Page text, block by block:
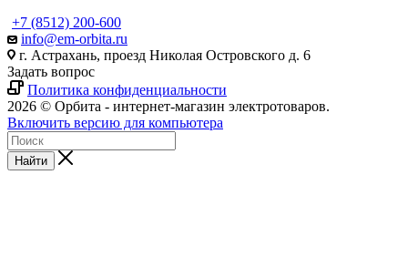
+7 (8512) 200-600
info@em-orbita.ru
г. Астрахань, проезд Николая Островского д. 6
Задать вопрос
Политика конфиденциальности
2026 © Орбита - интернет-магазин электротоваров.
Включить версию для компьютера
Найти